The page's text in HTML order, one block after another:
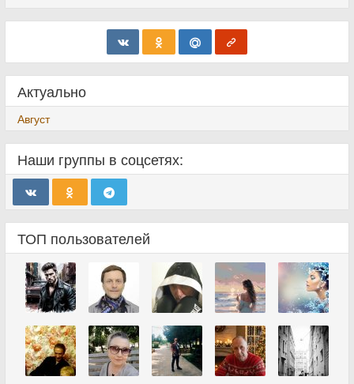
Актуально
Август
Наши группы в соцсетях:
ТОП пользователей